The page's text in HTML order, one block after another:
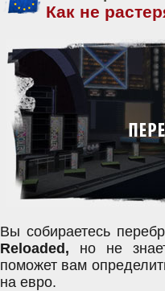
Как не
Вы собираетесь
Reloaded, но не
поможет вам
на евро.